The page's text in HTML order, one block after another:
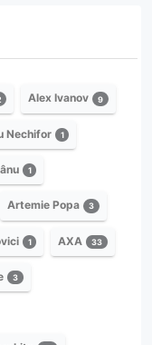
Alex Ivanov 9
Nechifor 1
1
Artemie Popa 3
1 AXA 33
3